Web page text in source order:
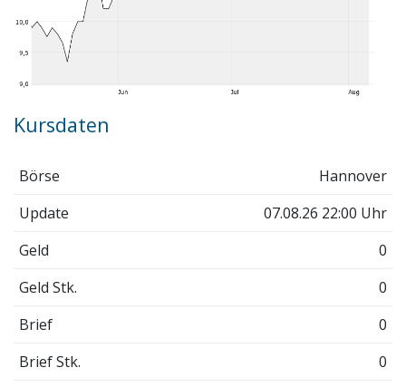
Kursdaten
Börse
Hannover
Update
07.08.26 22:00 Uhr
Geld
0
Geld Stk.
0
Brief
0
Brief Stk.
0